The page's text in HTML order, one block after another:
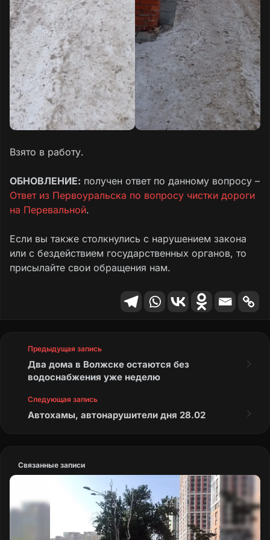
автомобилей нет.
Так живём всю зиму, а скоро весна с
оттепелями днем и заморозка и ночью –
можно открывать весенний каток с катанием
на горках.
Помогите нам, пожалуйста.
Взято в работу.
ОБНОВЛЕНИЕ: получен ответ по данному вопросу –
Ответ из Первоуральска по вопросу чистки дороги
на Перевальной.
Если вы также столкнулись с нарушением закона
или с бездействием государственных органов, то
присылайте свои обращения нам.
Предыдущая запись
Два дома в Волжске остаются без
водоснабжения уже неделю
Следующая запись
Автохамы, автонарушители дня 28.02
Связанные записи